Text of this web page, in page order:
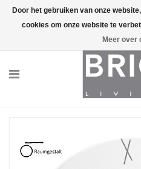
Door het gebruiken van onze
cookies om onze website te
Meer over